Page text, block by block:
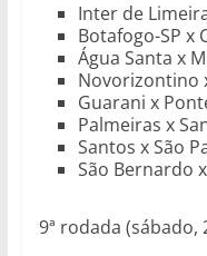
Inter de
Botafogo-SP x
Água Santa x
Novorizontino
Guarani x
Palmeiras x
Santos x São
São Bernardo
9ª rodada (sábado,